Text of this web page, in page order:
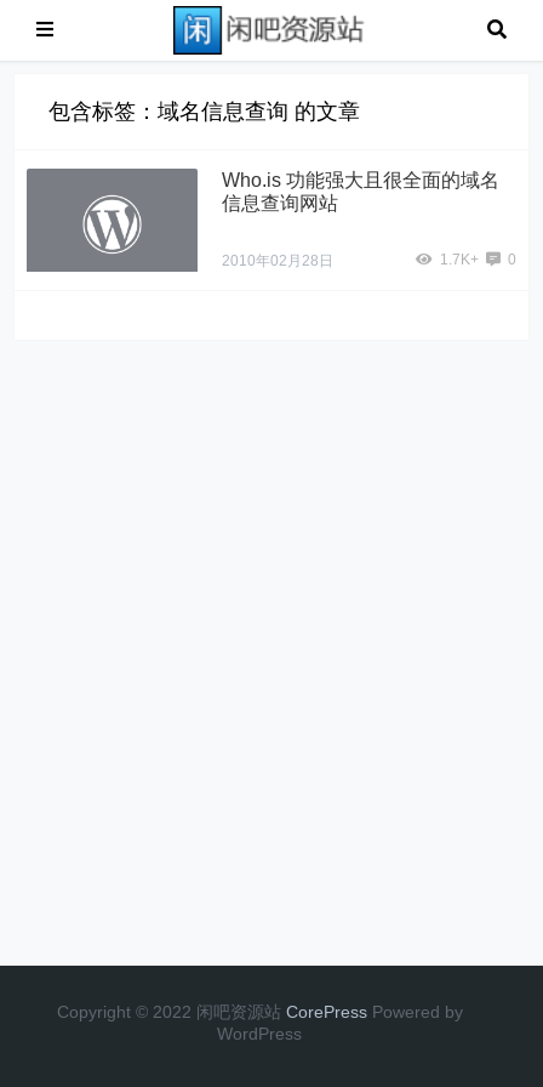
包含标签：域名信息查询 的文章
Who.is 功能强大且很全面的域名
信息查询网站
2010年02月28日 1.7K+ 0
Copyright © 2022 闲吧资源站 CorePress Powered by
WordPress